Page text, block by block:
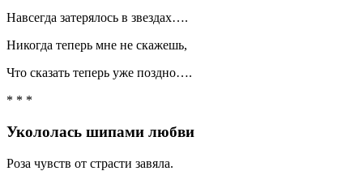
Навсегда затерялось в звездах….
Никогда теперь мне не скажешь,
Что сказать теперь уже поздно….
* * *
Укололась шипами любви
Роза чувств от страсти завяла.